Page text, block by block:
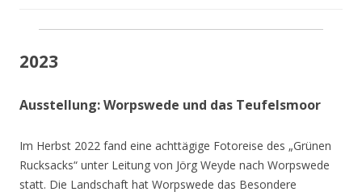
2023
Ausstellung: Worpswede und das Teufelsmoor
Im Herbst 2022 fand eine achttägige Fotoreise des „Grünen
Rucksacks“ unter Leitung von Jörg Weyde nach Worpswede
statt. Die Landschaft hat Worpswede das Besondere